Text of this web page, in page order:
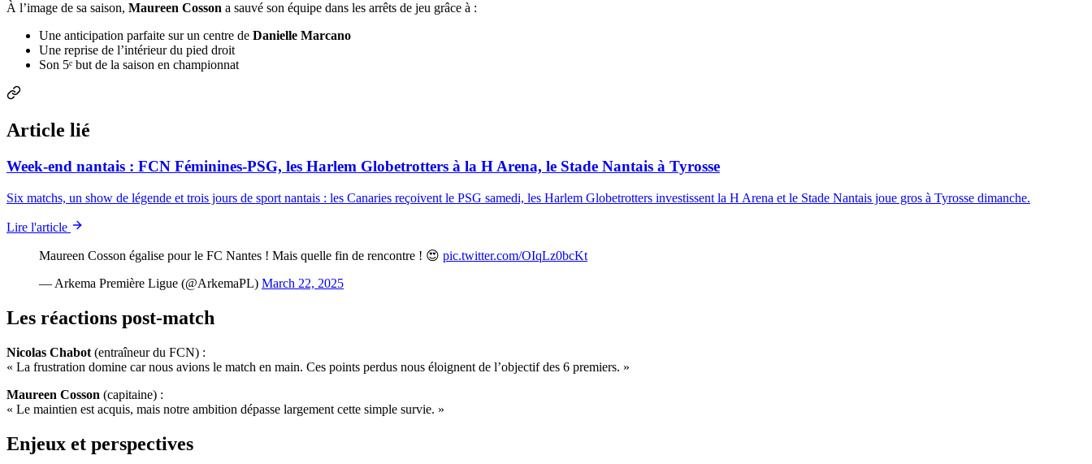
À l’image de sa saison, Maureen Cosson a sauvé son équipe dans les arrêts de jeu grâce à :
Une anticipation parfaite sur un centre de Danielle Marcano
Une reprise de l’intérieur du pied droit
Son 5ᵉ but de la saison en championnat
Article lié
Week-end nantais : FCN Féminines-PSG, les Harlem Globetrotters à la H Arena, le Stade Nantais à Tyrosse
Six matchs, un show de légende et trois jours de sport nantais : les Canaries reçoivent le PSG samedi, les Harlem Globetrotters investissent la H Arena et le Stade Nantais joue gros à Tyrosse dimanche.
Lire l'article
Maureen Cosson égalise pour le FC Nantes ! Mais quelle fin de rencontre ! 😍 pic.twitter.com/OIqLz0bcKt
— Arkema Première Ligue (@ArkemaPL) March 22, 2025
Les réactions post-match
Nicolas Chabot (entraîneur du FCN) :
« La frustration domine car nous avions le match en main. Ces points perdus nous éloignent de l’objectif des 6 premiers. »
Maureen Cosson (capitaine) :
« Le maintien est acquis, mais notre ambition dépasse largement cette simple survie. »
Enjeux et perspectives